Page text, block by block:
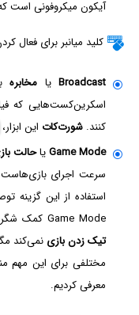
آیکون میکروفونی است
کلید میانبر برای فعال
Broadcast یا مخابره
اسکرین‌کست‌هایی که
کنند. شورت‌کات این ابزار،
Game Modeیاحالت
سرعت اجرای بازی‌هاست.
استفاده از این گزینه
Game Mode کمک شگرفی به افزایش سرعت اجرا و کاهش
تیک زدن بازی نمی‌کند
مختلفی برای این مهم
معرفی کردیم.